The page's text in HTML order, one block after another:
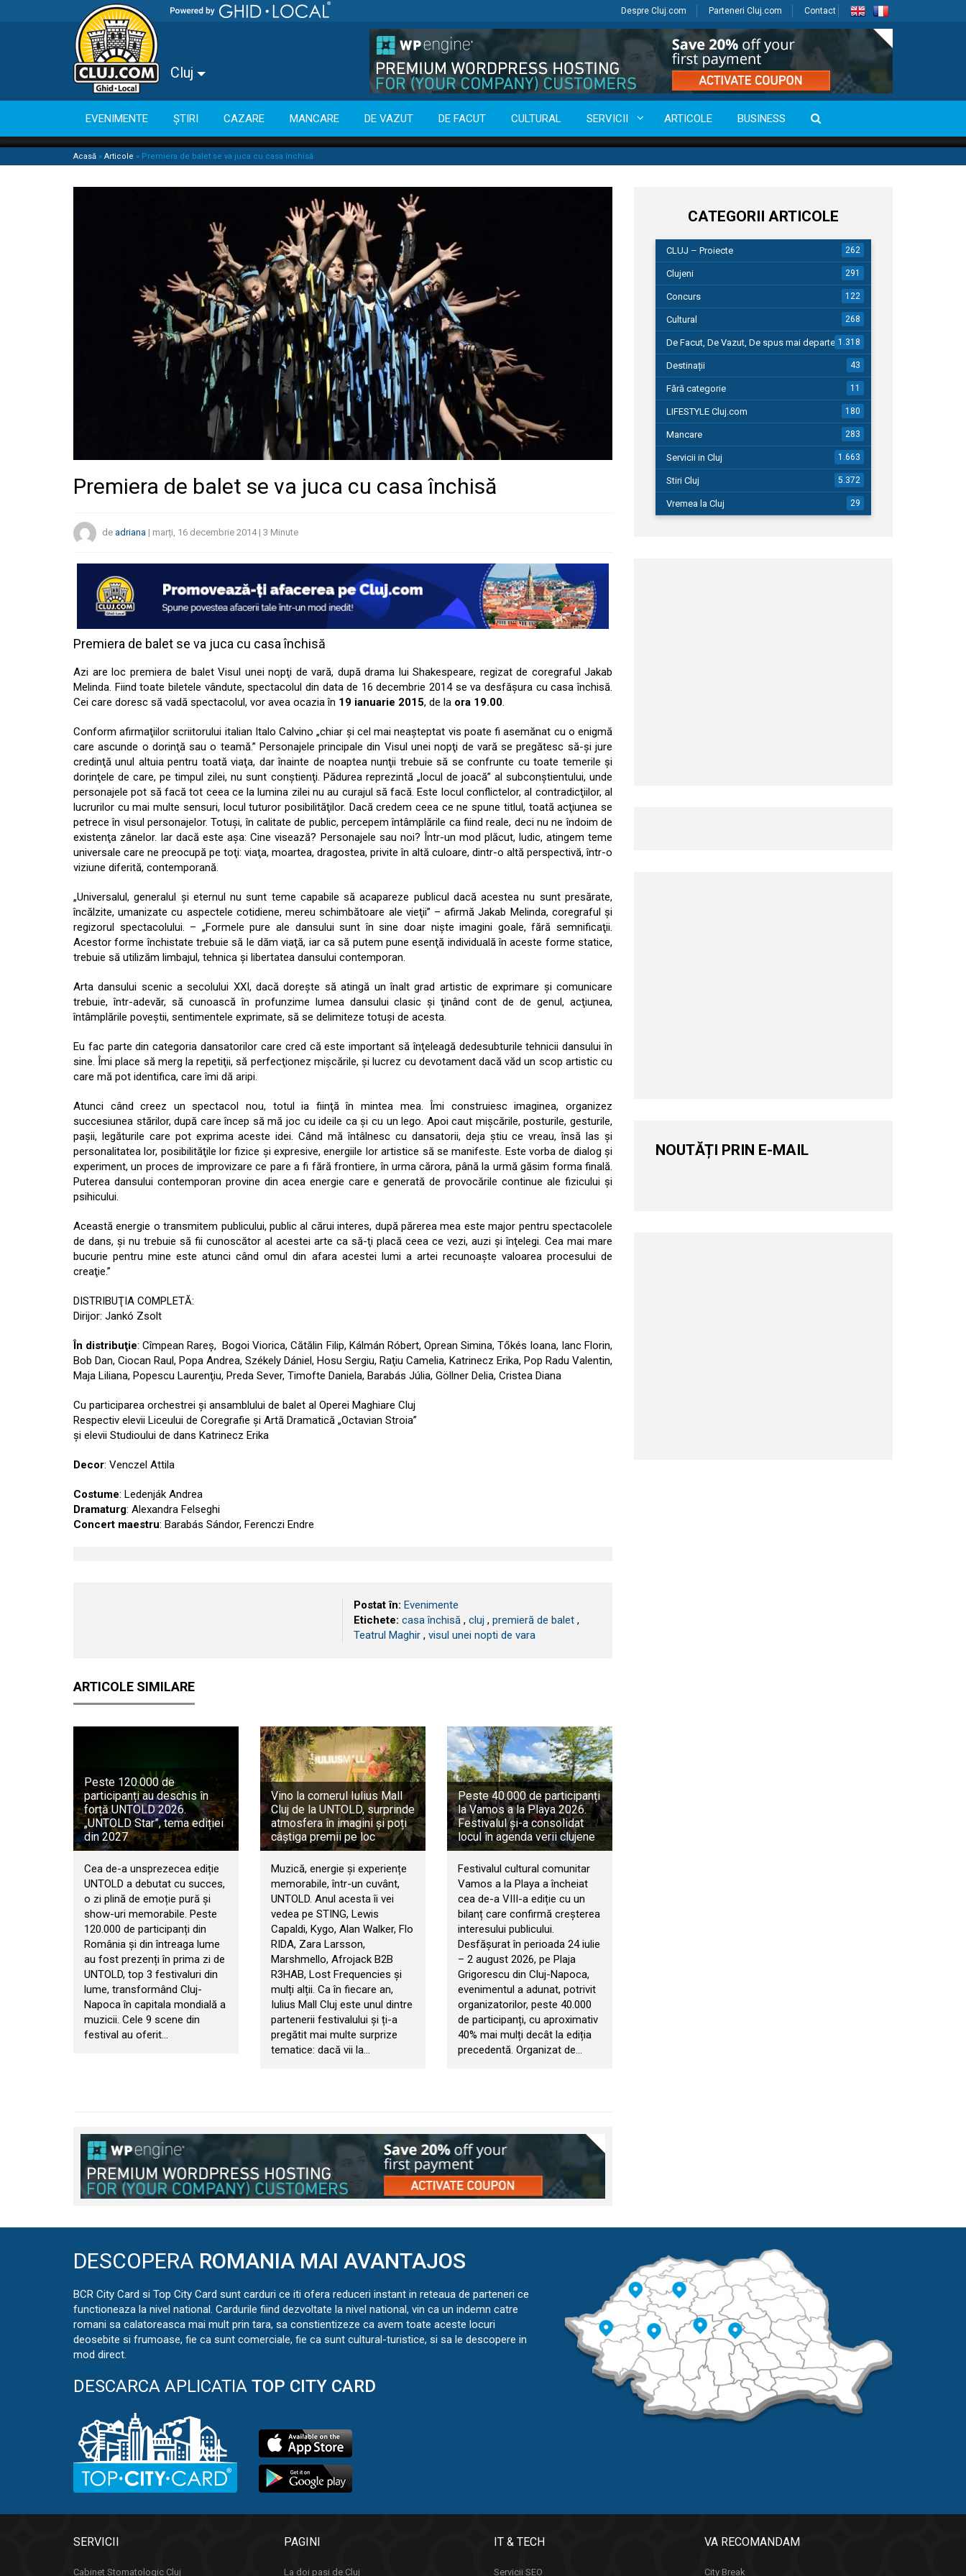
Despre Cluj.com Parteneri Cluj.com Contact
Cluj
EVENIMENTE ȘTIRI CAZARE MANCARE DE VAZUT DE FACUT CULTURAL SERVICII ARTICOLE BUSINESS
Acasă » Articole » Premiera de balet se va juca cu casa închisă
Premiera de balet se va juca cu casa închisă
de adriana | marți, 16 decembrie 2014| 3 Minute
Premiera de balet se va juca cu casa închisă
Azi are loc premiera de balet Visul unei nopţi de vară, după drama lui Shakespeare, regizat de coregraful Jakab
Melinda. Fiind toate biletele vândute, spectacolul din data de 16 decembrie 2014 se va desfăşura cu casa închisă.
Cei care doresc să vadă spectacolul, vor avea ocazia în 19 ianuarie 2015, de la ora 19.00.
Conform afirmaţiilor scriitorului italian Italo Calvino „chiar şi cel mai neaşteptat vis poate fi asemănat cu o enigmă
care ascunde o dorinţă sau o teamă.” Personajele principale din Visul unei nopţi de vară se pregătesc să-şi jure
credinţă unul altuia pentru toată viaţa, dar înainte de noaptea nunţii trebuie să se confrunte cu toate temerile şi
dorinţele de care, pe timpul zilei, nu sunt conştienţi. Pădurea reprezintă „locul de joacă” al subconştientului, unde
personajele pot să facă tot ceea ce la lumina zilei nu au curajul să facă. Este locul conflictelor, al contradicţiilor, al
lucrurilor cu mai multe sensuri, locul tuturor posibilităţilor. Dacă credem ceea ce ne spune titlul, toată acţiunea se
petrece în visul personajelor. Totuşi, în calitate de public, percepem întâmplările ca fiind reale, deci nu ne îndoim de
existenţa zânelor. Iar dacă este aşa: Cine visează? Personajele sau noi? Într-un mod plăcut, ludic, atingem teme
universale care ne preocupă pe toţi: viaţa, moartea, dragostea, privite în altă culoare, dintr-o altă perspectivă, într-o
viziune diferită, contemporană.
„Universalul, generalul şi eternul nu sunt teme capabile să acapareze publicul dacă acestea nu sunt presărate,
încălzite, umanizate cu aspectele cotidiene, mereu schimbătoare ale vieţii” – afirmă Jakab Melinda, coregraful şi
regizorul spectacolului. – „Formele pure ale dansului sunt în sine doar nişte imagini goale, fără semnificaţii.
Acestor forme închistate trebuie să le dăm viaţă, iar ca să putem pune esenţă individuală în aceste forme statice,
trebuie să utilizăm limbajul, tehnica şi libertatea dansului contemporan.
Arta dansului scenic a secolului XXI, dacă doreşte să atingă un înalt grad artistic de exprimare şi comunicare
trebuie, într-adevăr, să cunoască în profunzime lumea dansului clasic şi ţinând cont de de genul, acţiunea,
întâmplările poveştii, sentimentele exprimate, să se delimiteze totuşi de acesta.
Eu fac parte din categoria dansatorilor care cred că este important să înţeleagă dedesubturile tehnicii dansului în
sine. Îmi place să merg la repetiţii, să perfecţionez mişcările, şi lucrez cu devotament dacă văd un scop artistic cu
care mă pot identifica, care îmi dă aripi.
Atunci când creez un spectacol nou, totul ia fiinţă în mintea mea. Îmi construiesc imaginea, organizez
succesiunea stărilor, după care încep să mă joc cu ideile ca şi cu un lego. Apoi caut mişcările, posturile, gesturile,
paşii, legăturile care pot exprima aceste idei. Când mă întâlnesc cu dansatorii, deja ştiu ce vreau, însă las şi
personalitatea lor, posibilităţile lor fizice şi expresive, energiile lor artistice să se manifeste. Este vorba de dialog şi
experiment, un proces de improvizare ce pare a fi fără frontiere, în urma cărora, până la urmă găsim forma finală.
Puterea dansului contemporan provine din acea energie care e generată de provocările continue ale fizicului şi
psihicului.
Această energie o transmitem publicului, public al cărui interes, după părerea mea este major pentru spectacolele
de dans, şi nu trebuie să fii cunoscător al acestei arte ca să-ţi placă ceea ce vezi, auzi şi înţelegi. Cea mai mare
bucurie pentru mine este atunci când omul din afara acestei lumi a artei recunoaşte valoarea procesului de
creaţie.”
DISTRIBUŢIA COMPLETĂ:
Dirijor: Jankó Zsolt
În distribuţie: Cîmpean Rareş, Bogoi Viorica, Cătălin Filip, Kálmán Róbert, Oprean Simina, Tőkés Ioana, Ianc Florin,
Bob Dan, Ciocan Raul, Popa Andrea, Székely Dániel, Hosu Sergiu, Raţiu Camelia, Katrinecz Erika, Pop Radu Valentin,
Maja Liliana, Popescu Laurenţiu, Preda Sever, Timofte Daniela, Barabás Júlia, Göllner Delia, Cristea Diana
Cu participarea orchestrei și ansamblului de balet al Operei Maghiare Cluj
Respectiv elevii Liceului de Coregrafie şi Artă Dramatică „Octavian Stroia”
şi elevii Studioului de dans Katrinecz Erika
Decor: Venczel Attila
Costume: Ledenják Andrea
Dramaturg: Alexandra Felseghi
Concert maestru: Barabás Sándor, Ferenczi Endre
Postat în: Evenimente
Etichete: casa închisă , cluj , premieră de balet ,
Teatrul Maghir , visul unei nopti de vara
ARTICOLE SIMILARE
Peste 120.000 de
participanți au deschis în
forță UNTOLD 2026.
„UNTOLD Star”, tema ediției
din 2027
Cea de-a unsprezecea ediție
UNTOLD a debutat cu succes,
o zi plină de emoție pură și
show-uri memorabile. Peste
120.000 de participanți din
România și din întreaga lume
au fost prezenți în prima zi de
UNTOLD, top 3 festivaluri din
lume, transformând Cluj-
Napoca în capitala mondială a
muzicii. Cele 9 scene din
festival au oferit…
Vino la cornerul Iulius Mall
Cluj de la UNTOLD, surprinde
atmosfera în imagini și poți
câștiga premii pe loc
Muzică, energie și experiențe
memorabile, într-un cuvânt,
UNTOLD. Anul acesta îi vei
vedea pe STING, Lewis
Capaldi, Kygo, Alan Walker, Flo
RIDA, Zara Larsson,
Marshmello, Afrojack B2B
R3HAB, Lost Frequencies și
mulți alții. Ca în fiecare an,
Iulius Mall Cluj este unul dintre
partenerii festivalului și ți-a
pregătit mai multe surprize
tematice: dacă vii la…
Peste 40.000 de participanți
la Vamos a la Playa 2026.
Festivalul și-a consolidat
locul în agenda verii clujene
Festivalul cultural comunitar
Vamos a la Playa a încheiat
cea de-a VIII-a ediție cu un
bilanț care confirmă creșterea
interesului publicului.
Desfășurat în perioada 24 iulie
– 2 august 2026, pe Plaja
Grigorescu din Cluj-Napoca,
evenimentul a adunat, potrivit
organizatorilor, peste 40.000
de participanți, cu aproximativ
40% mai mulți decât la ediția
precedentă. Organizat de…
CATEGORII ARTICOLE
CLUJ – Proiecte 262
Clujeni 291
Concurs 122
Cultural 268
De Facut, De Vazut, De spus mai departe…1.318
Destinații 43
Fără categorie 11
LIFESTYLE Cluj.com 180
Mancare 283
Servicii in Cluj 1.663
Stiri Cluj 5.372
Vremea la Cluj 29
NOUTĂȚI PRIN E-MAIL
DESCOPERA ROMANIA MAI AVANTAJOS
BCR City Card si Top City Card sunt carduri ce iti ofera reduceri instant in reteaua de parteneri ce
functioneaza la nivel national. Cardurile fiind dezvoltate la nivel national, vin ca un indemn catre
romani sa calatoreasca mai mult prin tara, sa constientizeze ca avem toate aceste locuri
deosebite si frumoase, fie ca sunt comerciale, fie ca sunt cultural-turistice, si sa le descopere in
mod direct.
DESCARCA APLICATIA TOP CITY CARD
SERVICII
Cabinet Stomatologic Cluj
PAGINI
La doi pasi de Cluj
IT & TECH
Servicii SEO
VA RECOMANDAM
City Break